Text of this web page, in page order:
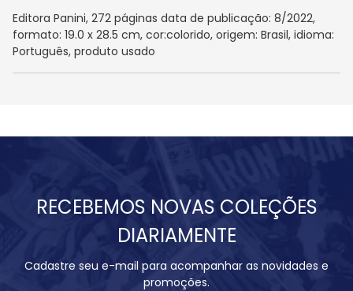
Editora Panini, 272 páginas data de publicação: 8/2022,
formato: 19.0 x 28.5 cm, cor:colorido, origem: Brasil, idioma:
Português, produto usado
RECEBEMOS NOVAS COLEÇÕES
DIARIAMENTE
Cadastre seu e-mail para acompanhar as novidades e
promoções.